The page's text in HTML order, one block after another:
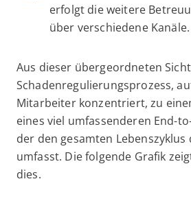
erfolgt die weitere
über verschiedene Kanäle.
Aus dieser übergeordneten
Schadenregulierungsprozess,
Mitarbeiter konzentriert, zu
eines viel umfassenderen End-
der den gesamten Lebenszyklus
umfasst. Die folgende Grafik
dies.